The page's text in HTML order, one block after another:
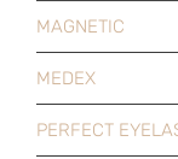
MAGNETIC
MEDEX
PERFECT